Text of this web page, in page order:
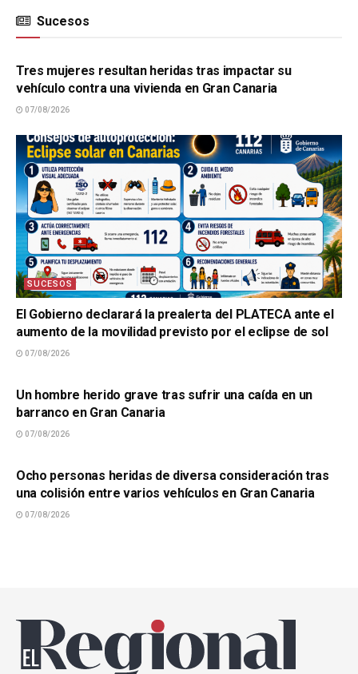
Sucesos
SUCESOS
Tres mujeres resultan heridas tras impactar su
vehículo contra una vivienda en Gran Canaria
07/08/2026
SUCESOS
El Gobierno declarará la prealerta del PLATECA ante el
aumento de la movilidad previsto por el eclipse de sol
07/08/2026
Un hombre herido grave tras sufrir una caída en un
barranco en Gran Canaria
07/08/2026
Ocho personas heridas de diversa consideración tras
una colisión entre varios vehículos en Gran Canaria
07/08/2026